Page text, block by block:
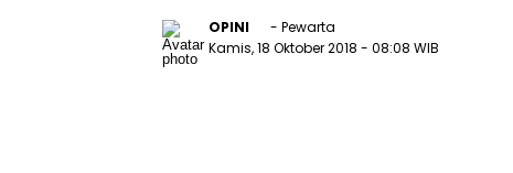
OPINI
- Pewarta
Kamis, 18 Oktober 2018 - 08:08 WIB